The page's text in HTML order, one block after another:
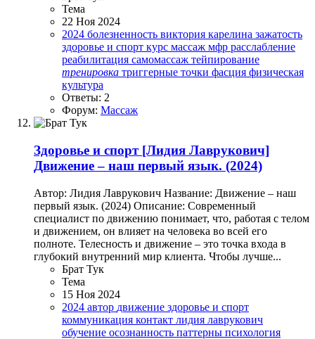
Тема
22 Ноя 2024
2024 болезненность виктория карелина зажатость
здоровье и спорт курс массаж мфр расслабление
реабилитация самомассаж тейпирование
тренировка триггерные точки фасция физическая
культура
Ответы: 2
Форум: Массаж
Здоровье и спорт [Лидия Лаврукович]
Движение – наш первый язык. (2024)
Автор: Лидия Лаврукович Название: Движение – наш
первый язык. (2024) Описание: Современный
специалист по движению понимает, что, работая с телом
и движением, он влияет на человека во всей его
полноте. Телесность и движение – это точка входа в
глубокий внутренний мир клиента. Чтобы лучше...
Брат Тук
Тема
15 Ноя 2024
2024 автор движение здоровье и спорт
коммуникация контакт лидия лаврукович
обучение осознанность паттерны психология